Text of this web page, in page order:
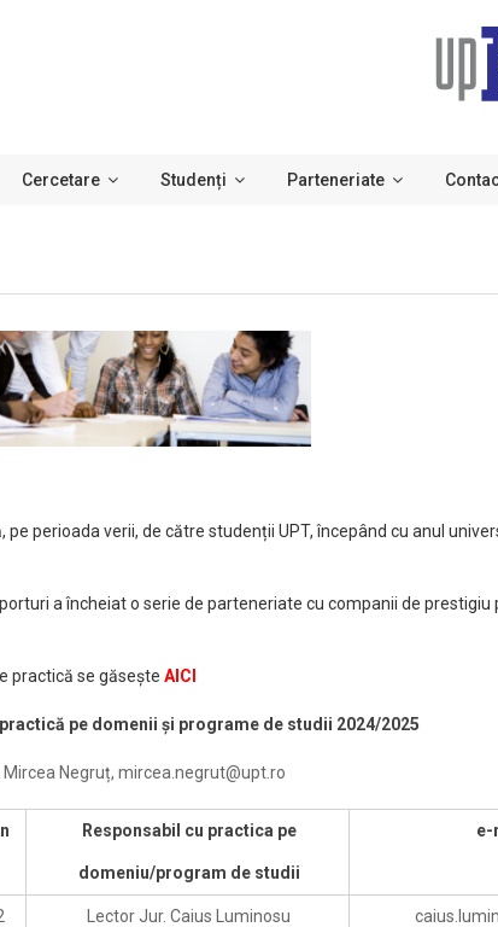
Cercetare Studenți Parteneriate
perioada verii, de către studenții UPT, începând cu anul
a încheiat o serie de parteneriate cu companii de
practică se găsește AICI
pe domenii și programe de studii 2024/2025
Negruț, mircea.negrut@upt.ro
Responsabil cu practica pe
domeniu/program de studii
e-
Lector Jur. Caius Luminosu